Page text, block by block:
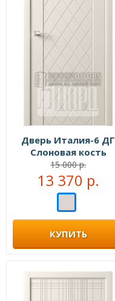
Дверь Италия-6 ДГ
Слоновая кость
15 000 р.
13 370 р.
КУПИТЬ